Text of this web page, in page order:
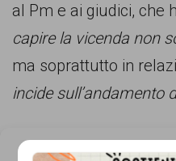
Gestisci
opportunità
al Pm e ai giudici, che
capire la vicenda non
ma soprattutto in
incide sull’andamento
Nel nostro secondo